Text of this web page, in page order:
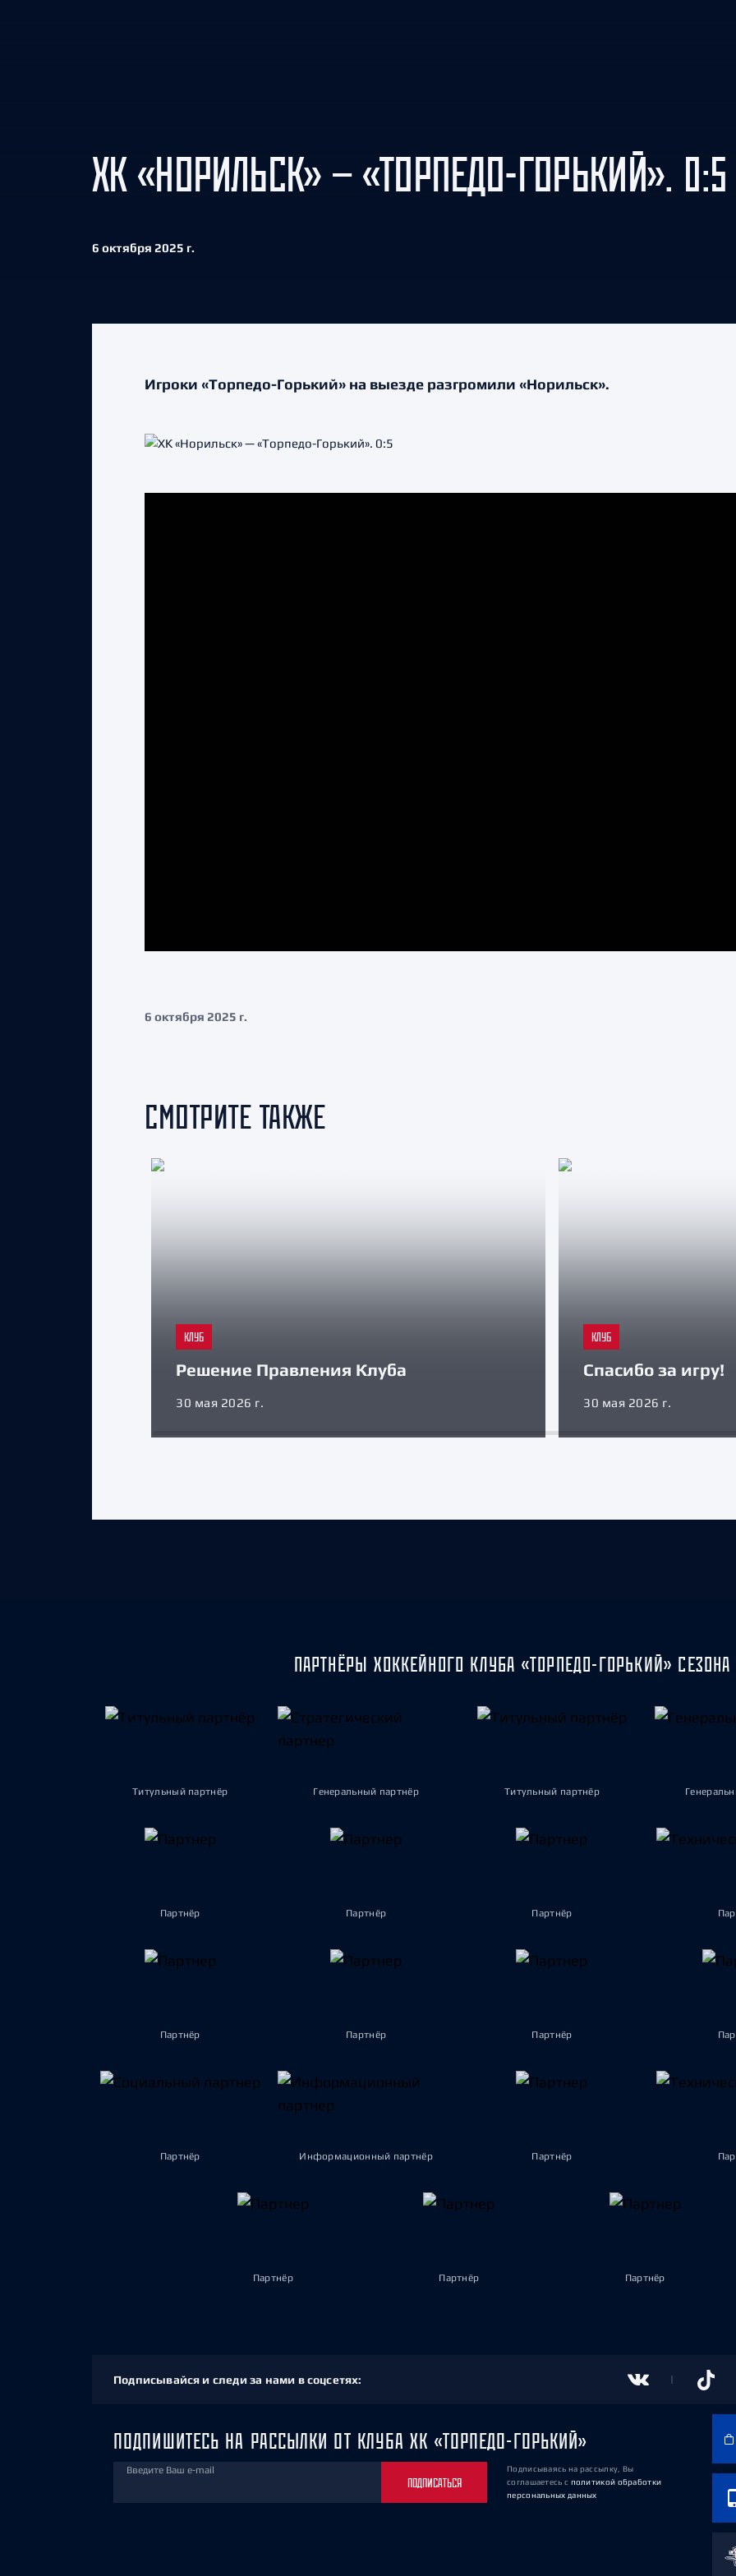
ХК «НОРИЛЬСК» — «ТОРПЕДО-ГОРЬКИЙ». 0:5
6 октября 2025 г.
Игроки «Торпедо-Горький» на выезде разгромили «Норильск».
6 октября 2025 г.
СМОТРИТЕ ТАКЖЕ
КЛУБ
Решение Правления Клуба
30 мая 2026 г.
КЛУБ
Спасибо за игру!
30 мая 2026 г.
ПАРТНЁРЫ ХОККЕЙНОГО КЛУБА «ТОРПЕДО-ГОРЬКИЙ» СЕЗОНА
Титульный партнёр Генеральный партнёр Титульный партнёр
Партнёр Партнёр Партнёр
Партнёр Партнёр Партнёр
Партнёр Информационный партнёр Партнёр
Партнёр Партнёр Партнёр
Подписывайся и следи за нами в соцсетях:
ПОДПИШИТЕСЬ НА РАССЫЛКИ ОТ КЛУБА ХК «ТОРПЕДО-ГОРЬКИЙ»
Введите Ваш e-mail
ПОДПИСАТЬСЯ
Подписываясь на рассылку, Вы
соглашаетесь с политикой обработки
персональных данных